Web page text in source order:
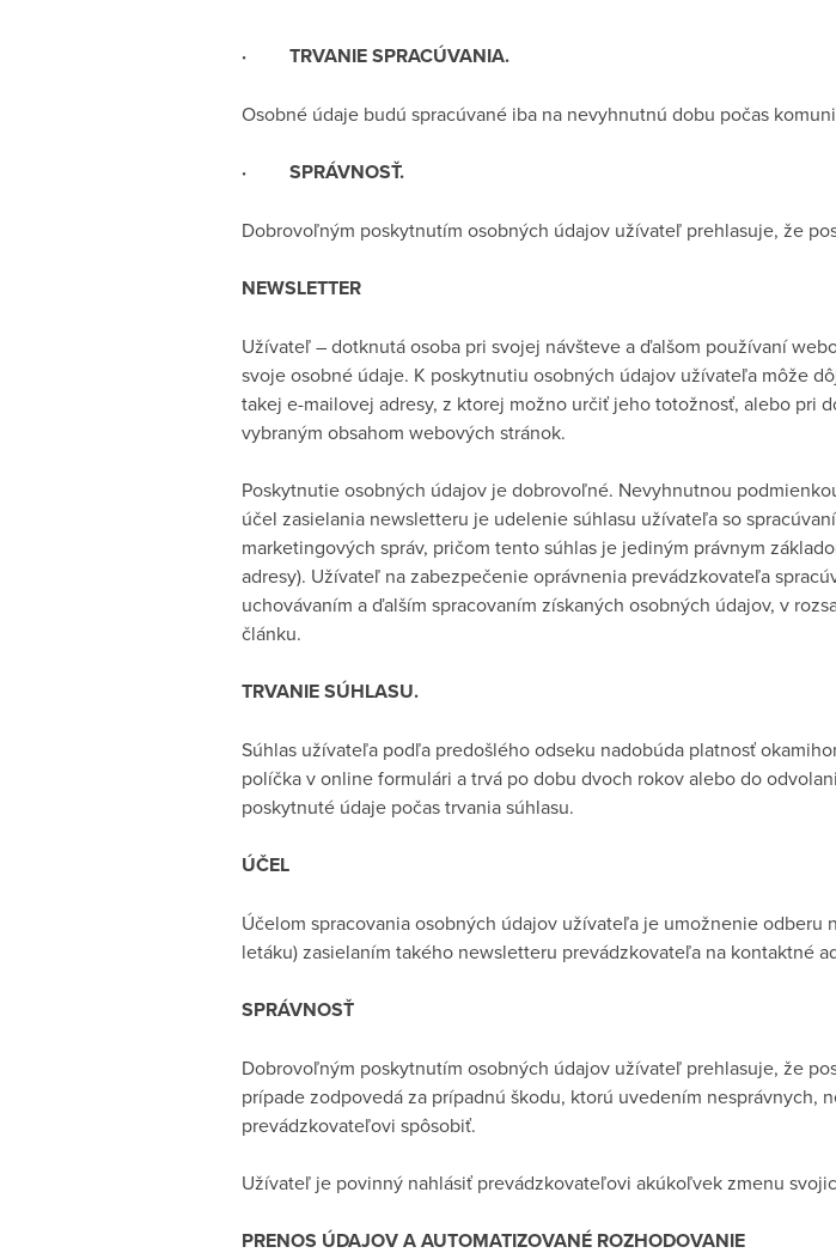
· TRVANIE SPRACÚVANIA.
Osobné údaje budú spracúvané iba na nevyhnutnú dobu počas
· SPRÁVNOSŤ.
Dobrovoľným poskytnutím osobných údajov užívateľ prehlasuje, že
NEWSLETTER
Užívateľ – dotknutá osoba pri svojej návšteve a ďalšom používaní
svoje osobné údaje. K poskytnutiu osobných údajov užívateľa môže
takej e-mailovej adresy, z ktorej možno určiť jeho totožnosť, alebo pri
vybraným obsahom webových stránok.
Poskytnutie osobných údajov je dobrovoľné. Nevyhnutnou
účel zasielania newsletteru je udelenie súhlasu užívateľa so
marketingových správ, pričom tento súhlas je jediným právnym
adresy). Užívateľ na zabezpečenie oprávnenia prevádzkovateľa
uchovávaním a ďalším spracovaním získaných osobných údajov, v
článku.
TRVANIE SÚHLASU.
Súhlas užívateľa podľa predošlého odseku nadobúda platnosť
políčka v online formulári a trvá po dobu dvoch rokov alebo do
poskytnuté údaje počas trvania súhlasu.
ÚČEL
Účelom spracovania osobných údajov užívateľa je umožnenie
letáku) zasielaním takého newsletteru prevádzkovateľa na kontaktné
SPRÁVNOSŤ
Dobrovoľným poskytnutím osobných údajov užívateľ prehlasuje, že
prípade zodpovedá za prípadnú škodu, ktorú uvedením nesprávnych,
prevádzkovateľovi spôsobiť.
Užívateľ je povinný nahlásiť prevádzkovateľovi akúkoľvek zmenu
PRENOS ÚDAJOV A AUTOMATIZOVANÉ ROZHODOVANIE